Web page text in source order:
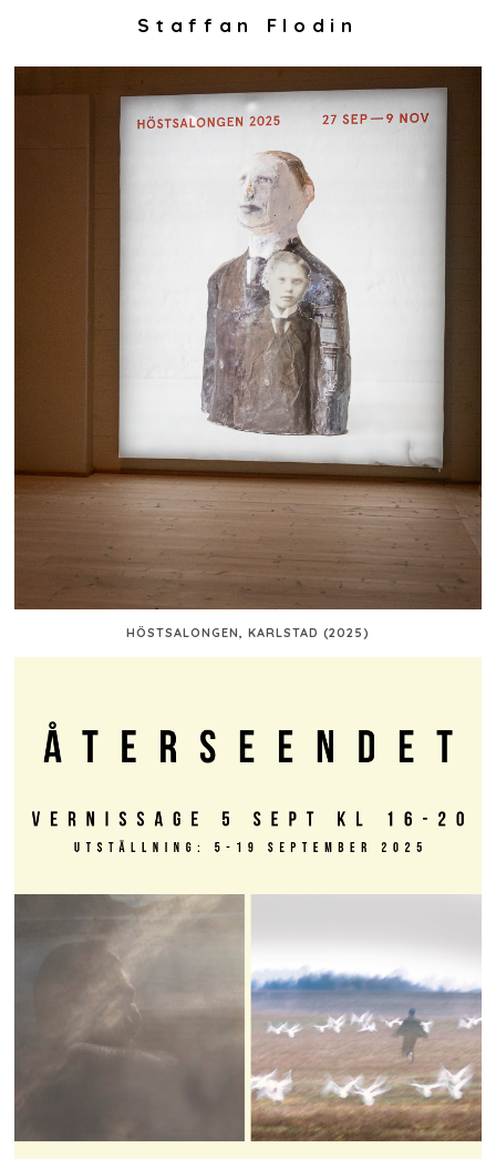
Staffan Flodin
HÖSTSALONGEN, KARLSTAD (2025)